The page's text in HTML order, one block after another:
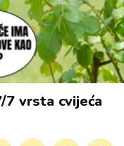
7 vrsta cvijeća